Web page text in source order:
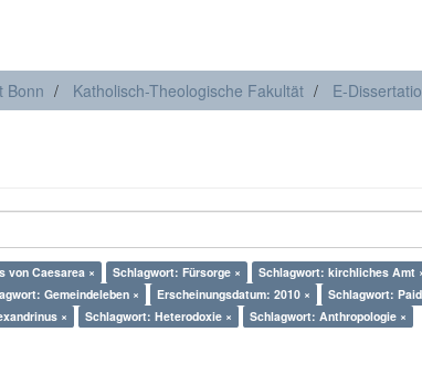
Bonn Katholisch-Theologische Fakultät E-
von Caesarea × Schlagwort: Fürsorge ×
Schlagwort: kirchliches Amt
Gemeindeleben × Erscheinungsdatum: 2010 ×
Schlagwort:
× Schlagwort: Heterodoxie × Schlagwort: Anthropologie ×